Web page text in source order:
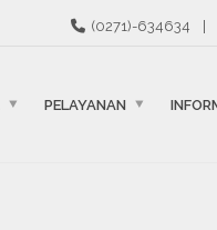
(0271)-634634
PELAYANAN